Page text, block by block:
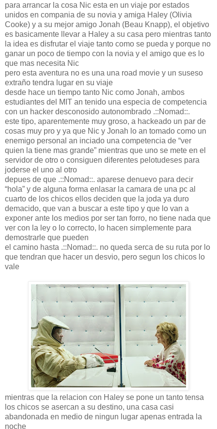
para arrancar la cosa Nic esta en un viaje por estados
unidos en compania de su novia y amiga Haley (Olivia
Cooke) y a su mejor amigo Jonah (Beau Knapp), el objetivo
es basicamente llevar a Haley a su casa pero mientras tanto
la idea es disfrutar el viaje tanto como se pueda y porque no
ganar un poco de tiempo con la novia y el amigo que es lo
que mas necesita Nic
pero esta aventura no es una una road movie y un suseso
extraño tendra lugar en su viaje
desde hace un tiempo tanto Nic como Jonah, ambos
estudiantes del MIT an tenido una especia de competencia
con un hacker desconosido autonombrado .::Nomad::.
este tipo, aparentemente muy groso, a hackeado un par de
cosas muy pro y ya que Nic y Jonah lo an tomado como un
enemigo personal an inciado una competencia de “ver
quien la tiene mas grande” mientras que uno se mete en el
servidor de otro o consiguen diferentes pelotudeses para
joderse el uno al otro
depues de que .::Nomad::. aparese denuevo para decir
“hola” y de alguna forma enlasar la camara de una pc al
cuarto de los chicos ellos deciden que la joda ya duro
demacido, que van a buscar a este tipo y que lo van a
exponer ante los medios por ser tan forro, no tiene nada que
ver con la ley o lo correcto, lo hacen simplemente para
demostrarle que pueden
el camino hasta .::Nomad::. no queda serca de su ruta por lo
que tendran que hacer un desvio, pero segun los chicos lo
vale
mientras que la relacion con Haley se pone un tanto tensa
los chicos se asercan a su destino, una casa casi
abandonada en medio de ningun lugar apenas entrada la
noche